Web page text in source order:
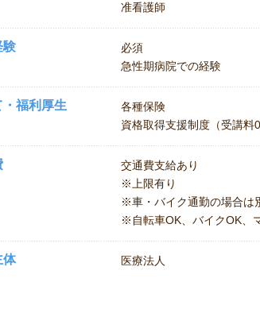
准看護師
験
必須
急性期病院での経験
・福利厚生
各種保険
資格取得支援制度（受講料0
交通費支給あり
※上限有り
※車・バイク通勤の場合は
※自転車OK、バイクOK、
体 医療法人